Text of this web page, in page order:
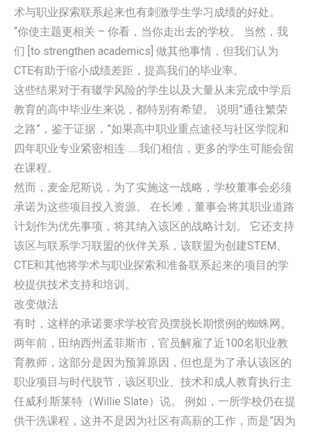
术与职业探索联系起来也有刺激学生学习成绩的好处。
“你使主题更相关 – 你看，当你走出去的学校。 当然，我
们 [to strengthen academics] 做其他事情，但我们认为
CTE有助于缩小成绩差距，提高我们的毕业率。
这些结果对于有辍学风险的学生以及大量从未完成中学后
教育的高中毕业生来说，都特别有希望。 说明”通往繁荣
之路”，鉴于证据，”如果高中职业重点途径与社区学院和
四年职业专业紧密相连……我们相信，更多的学生可能会留
在课程。
然而，麦金尼斯说，为了实施这一战略，学校董事会必须
承诺为这些项目投入资源。 在长滩，董事会将其职业道路
计划作为优先事项，将其纳入该区的战略计划。 它还支持
该区与联系学习联盟的伙伴关系，该联盟为创建STEM、
CTE和其他将学术与职业探索和准备联系起来的项目的学
校提供技术支持和培训。
改变做法
有时，这样的承诺要求学校官员摆脱长期惯例的蜘蛛网。
两年前，田纳西州孟菲斯市，官员解雇了近100名职业教
育教师，这部分是因为预算原因，但也是为了承认该区的
职业项目与时代脱节，该区职业、技术和成人教育执行主
任威利·斯莱特（Willie Slate）说。 例如，一所学校仍在提
供干洗课程，这并不是因为社区有高薪的工作，而是”因为